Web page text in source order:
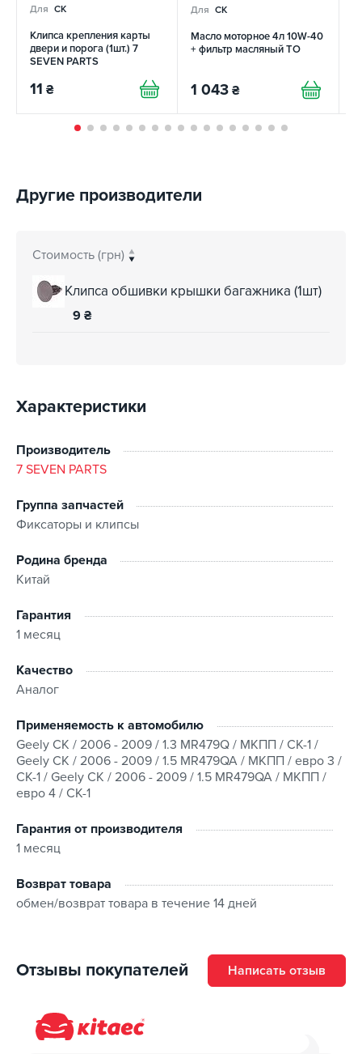
Для CK
Клипса крепления карты
двери и порога (1шт.) 7
SEVEN PARTS
11 ₴
Для CK
Масло моторное 4л 10W-40
+ фильтр масляный TO
1 043 ₴
Другие производители
Стоимость (грн)
Клипса обшивки крышки багажника (1шт)
9 ₴
Характеристики
Производитель
7 SEVEN PARTS
Группа запчастей
Фиксаторы и клипсы
Родина бренда
Китай
Гарантия
1 месяц
Качество
Аналог
Применяемость к автомобилю
Geely CK / 2006 - 2009 / 1.3 MR479Q / МКПП / CK-1 /
Geely CK / 2006 - 2009 / 1.5 MR479QA / МКПП / евро 3 /
CK-1 / Geely CK / 2006 - 2009 / 1.5 MR479QA / МКПП /
евро 4 / CK-1
Гарантия от производителя
1 месяц
Возврат товара
обмен/возврат товара в течение 14 дней
Отзывы покупателей Написать отзыв